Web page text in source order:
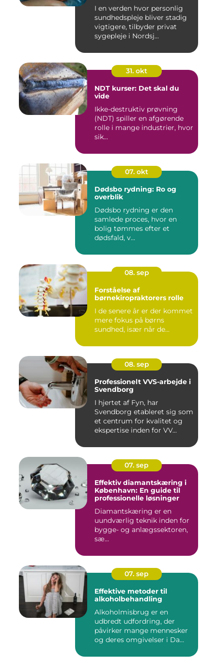
I en verden hvor personlig
sundhedspleje bliver stadig
vigtigere, tilbyder privat
sygepleje i Nordsj...
31. okt
NDT kurser: Det skal du
vide
Ikke-destruktiv prøvning
(NDT) spiller en afgørende
rolle i mange industrier, hvor
sik...
07. okt
Dødsbo rydning: Ro og
overblik
Dødsbo rydning er den
samlede proces, hvor en
bolig tømmes efter et
dødsfald, v...
08. sep
Forståelse af
børnekiropraktorers rolle
I de senere år er der kommet
mere fokus på børns
sundhed, især når de...
08. sep
Professionelt VVS-arbejde i
Svendborg
I hjertet af Fyn, har
Svendborg etableret sig som
et centrum for kvalitet og
ekspertise inden for VV...
07. sep
Effektiv diamantskæring i
København: En guide til
professionelle løsninger
Diamantskæring er en
uundværlig teknik inden for
bygge- og anlægssektoren,
sæ...
07. sep
Effektive metoder til
alkoholbehandling
Alkoholmisbrug er en
udbredt udfordring, der
påvirker mange mennesker
og deres omgivelser i Da...